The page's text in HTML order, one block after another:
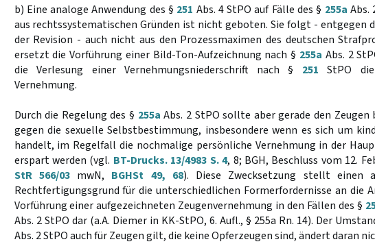
b) Eine analoge Anwendung des § 251 Abs. 4 StPO auf Fälle des § 255a Abs.
aus rechtssystematischen Gründen ist nicht geboten. Sie folgt - entgegen
der Revision - auch nicht aus den Prozessmaximen des deutschen
ersetzt die Vorführung einer Bild-Ton-Aufzeichnung nach § 255a Abs. 2
die Verlesung einer Vernehmungsniederschrift nach § 251 StPO
Vernehmung.
Durch die Regelung des § 255a Abs. 2 StPO sollte aber gerade den Zeugen
gegen die sexuelle Selbstbestimmung, insbesondere wenn es sich um
handelt, im Regelfall die nochmalige persönliche Vernehmung in der
erspart werden (vgl. BT-Drucks. 13/4983 S. 4, 8; BGH, Beschluss vom 12.
StR 566/03mwN, BGHSt 49, 68). Diese Zwecksetzung stellt einen
Rechtfertigungsgrund für die unterschiedlichen Formerfordernisse an die
Vorführung einer aufgezeichneten Zeugenvernehmung in den Fällen des §
Abs. 2 StPO dar (a.A. Diemer in KK-StPO, 6. Aufl., § 255a Rn. 14). Der
Abs. 2 StPO auch für Zeugen gilt, die keine Opferzeugen sind, ändert daran